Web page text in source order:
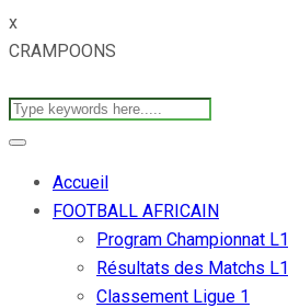
x
CRAMPOONS
Accueil
FOOTBALL AFRICAIN
Program Championnat L1
Résultats des Matchs L1
Classement Ligue 1